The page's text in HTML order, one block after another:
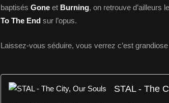
baptisés Gone et Burning, on retrouve d’ailleurs
To The End sur l’opus.
Laissez-vous séduire, vous verrez c’est grandiose
STAL - The